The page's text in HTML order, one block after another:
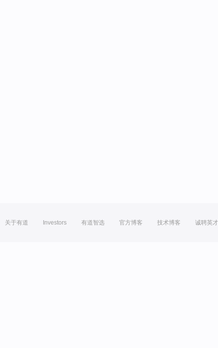
关于有道 Investors 有道智选 官方博客 技术博客 诚聘英才